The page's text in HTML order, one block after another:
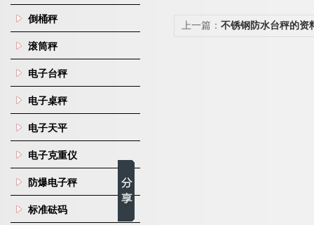
倒桶秤
滚筒秤
电子台秤
电子桌秤
电子天平
电子克重仪
防爆电子秤
标准砝码
上一篇： 不锈钢防水台秤的资